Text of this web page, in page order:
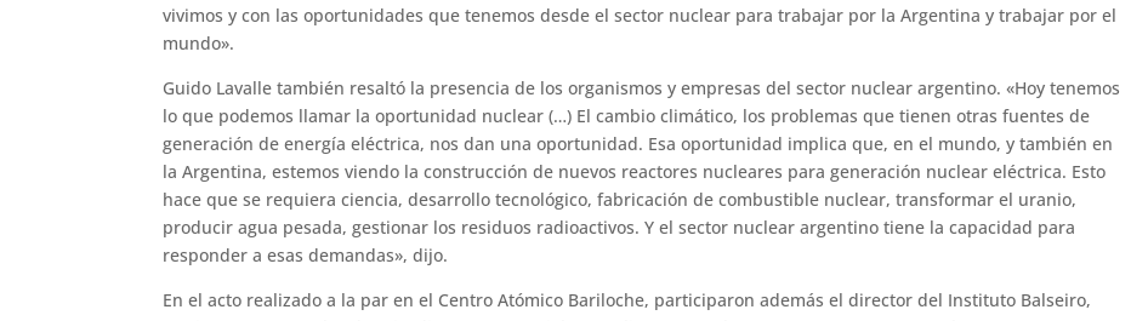
vivimos y con las oportunidades que tenemos desde el sector nuclear para trabajar por la Argentina y trabajar por el
mundo».
Guido Lavalle también resaltó la presencia de los organismos y empresas del sector nuclear argentino. «Hoy tenemos
lo que podemos llamar la oportunidad nuclear (…) El cambio climático, los problemas que tienen otras fuentes de
generación de energía eléctrica, nos dan una oportunidad. Esa oportunidad implica que, en el mundo, y también en
la Argentina, estemos viendo la construcción de nuevos reactores nucleares para generación nuclear eléctrica. Esto
hace que se requiera ciencia, desarrollo tecnológico, fabricación de combustible nuclear, transformar el uranio,
producir agua pesada, gestionar los residuos radioactivos. Y el sector nuclear argentino tiene la capacidad para
responder a esas demandas», dijo.
En el acto realizado a la par en el Centro Atómico Bariloche, participaron además el director del Instituto Balseiro,